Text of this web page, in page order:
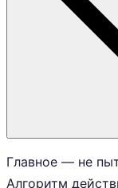
Главное — не
Алгоритм